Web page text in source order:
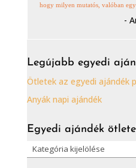
hogy milyen mutatós, valóban
-
Legújabb egyedi
Ötletek az egyedi ajándék
Anyák napi ajándék
Egyedi ajándék
Egyedi
ajándék